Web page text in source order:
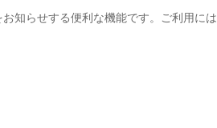
知らせする便利な機能です。ご利用には